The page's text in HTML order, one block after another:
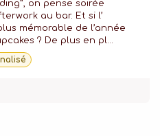
on pense soirée
au bar. Et si l’
mémorable de l’année
? De plus en pl...